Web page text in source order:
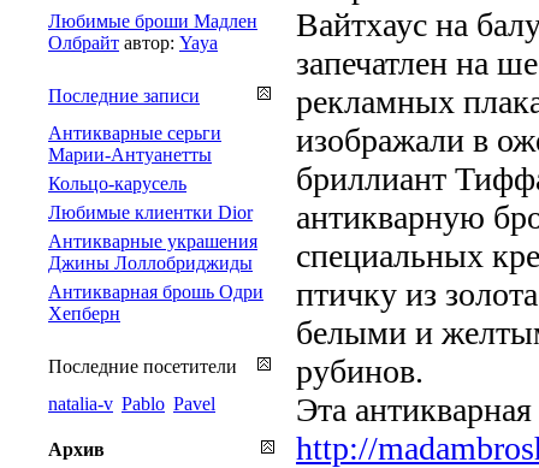
Вайтхаус на
запечатлен на
рекламных
изображали в
бриллиант
антикварную
специальных
птичку из
белыми и
рубинов.
Эта
http://
Любимые броши Мадлен
Олбрайт автор: Yaya
Последние записи
Антикварные серьги
Марии-Антуанетты
Кольцо-карусель
Любимые клиентки Dior
Антикварные украшения
Джины Лоллобриджиды
Антикварная брошь Одри
Хепберн
Последние посетители
natalia-v Pablo Pavel
Архив